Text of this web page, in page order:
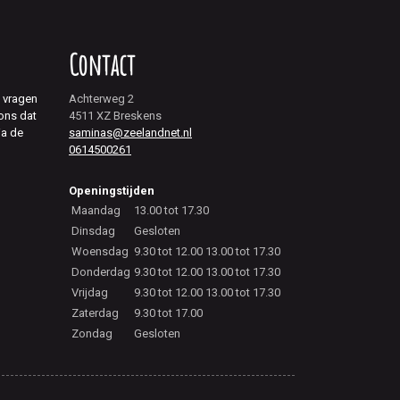
dat
de
Contact
Achterweg 2
4511 XZ Breskens
saminas@zeelandnet.nl
0614500261
Openingstijden
Maandag
13.00 tot 17.30
Dinsdag
Gesloten
Woensdag 9.30 tot 12.00 13.00 tot 17.30
Donderdag 9.30 tot 12.00 13.00 tot 17.30
Vrijdag
9.30 tot 12.00 13.00 tot 17.30
Zaterdag
9.30 tot 17.00
Zondag
Gesloten